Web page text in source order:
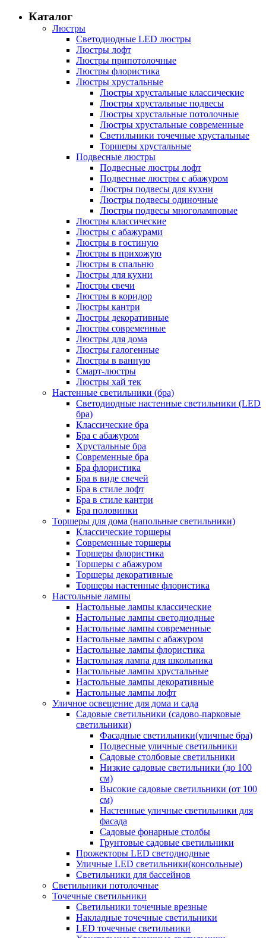
Каталог
Люстры
Светодиодные LED люстры
Люстры лофт
Люстры припотолочные
Люстры флористика
Люстры хрустальные
Люстры хрустальные классические
Люстры хрустальные подвесы
Люстры хрустальные потолочные
Люстры хрустальные современные
Светильники точечные хрустальные
Торшеры хрустальные
Подвесные люстры
Подвесные люстры лофт
Подвесные люстры с абажуром
Люстры подвесы для кухни
Люстры подвесы одиночные
Люстры подвесы многоламповые
Люстры классические
Люстры с абажурами
Люстры в гостиную
Люстры в прихожую
Люстры в спальню
Люстры для кухни
Люстры свечи
Люстры в коридор
Люстры кантри
Люстры декоративные
Люстры современные
Люстры для дома
Люстры галогенные
Люстры в ванную
Смарт-люстры
Люстры хай тек
Настенные светильники (бра)
Светодиодные настенные светильники (LED
бра)
Классические бра
Бра с абажуром
Хрустальные бра
Современные бра
Бра флористика
Бра в виде свечей
Бра в стиле лофт
Бра в стиле кантри
Бра половинки
Торшеры для дома (напольные светильники)
Классические торшеры
Современные торшеры
Торшеры флористика
Торшеры с абажуром
Торшеры декоративные
Торшеры настенные флористика
Настольные лампы
Настольные лампы классические
Настольные лампы светодиодные
Настольные лампы современные
Настольные лампы с абажуром
Настольные лампы флористика
Настольная лампа для школьника
Настольные лампы хрустальные
Настольные лампы декоративные
Настольные лампы лофт
Уличное освещение для дома и сада
Садовые светильники (садово-парковые
светильники)
Фасадные светильники(уличные бра)
Подвесные уличные светильники
Садовые столбовые светильники
Низкие садовые светильники (до 100
см)
Высокие садовые светильники (от 100
см)
Настенные уличные светильники для
фасада
Садовые фонарные столбы
Грунтовые садовые светильники
Прожекторы LED светодиодные
Уличные LED светильники(консольные)
Светильники для бассейнов
Светильники потолочные
Точечные светильники
Светильники точечные врезные
Накладные точечные светильники
LED точечные светильники